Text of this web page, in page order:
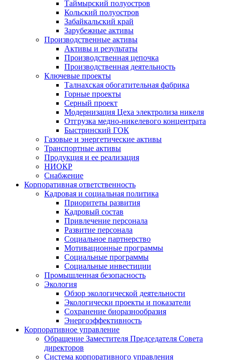
Таймырский полуостров
Кольский полуостров
Забайкальский край
Зарубежные активы
Производственные активы
Активы и результаты
Производственная цепочка
Производственная деятельность
Ключевые проекты
Талнахская обогатительная фабрика
Горные проекты
Серный проект
Модернизация Цеха электролиза никеля
Отгрузка медно-никелевого концентрата
Быстринский ГОК
Газовые и энергетические активы
Транспортные активы
Продукция и ее реализация
НИОКР
Снабжение
Корпоративная ответственность
Кадровая и социальная политика
Приоритеты развития
Кадровый состав
Привлечение персонала
Развитие персонала
Социальное партнерство
Мотивационные программы
Социальные программы
Социальные инвестиции
Промышленная безопасность
Экология
Обзор экологической деятельности
Экологически проекты и показатели
Сохранение биоразнообразия
Энергоэффективность
Корпоративное управление
Обращение Заместителя Председателя Совета
директоров
Система корпоративного управления